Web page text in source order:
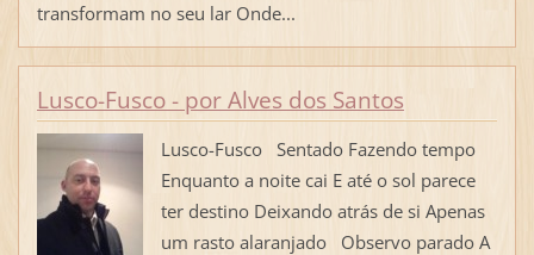
transformam no seu lar Onde...
Lusco-Fusco - por Alves dos Santos
Lusco-Fusco Sentado Fazendo tempo
Enquanto a noite cai E até o sol parece
ter destino Deixando atrás de si Apenas
um rasto alaranjado Observo parado A